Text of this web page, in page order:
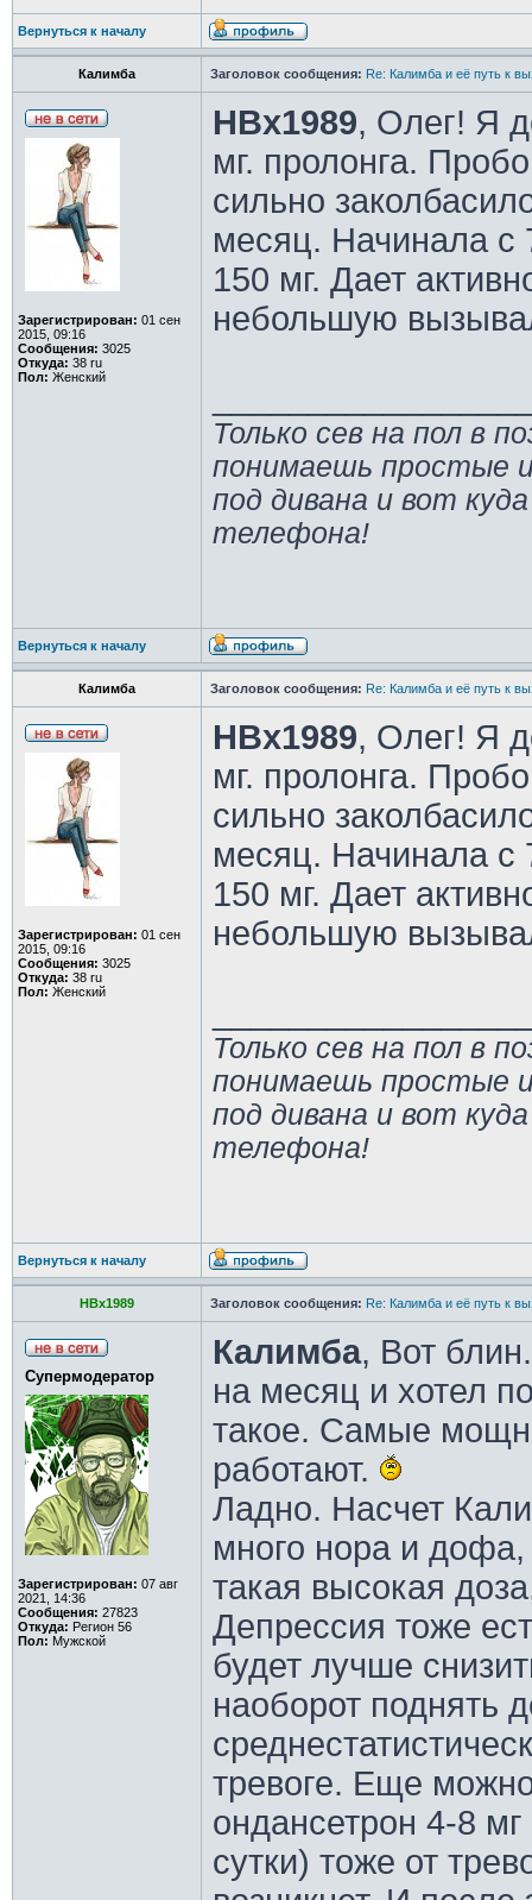
Вернуться к началу
Калимба Заголовок сообщения: Re: Калимба и её путь к
Зарегистрирован: 01 сен
2015, 09:16
Сообщения: 3025
Откуда: 38 ru
Пол: Женский
HBx1989, Олег! Я
мг. пролонга.
сильно
месяц. Начинала с
150 мг. Дает
небольшую
Только сев на пол в
понимаешь простые
под дивана и вот
телефона!
Вернуться к началу
Калимба Заголовок сообщения: Re: Калимба и её путь к
Зарегистрирован: 01 сен
2015, 09:16
Сообщения: 3025
Откуда: 38 ru
Пол: Женский
HBx1989, Олег! Я
мг. пролонга.
сильно
месяц. Начинала с
150 мг. Дает
небольшую
Только сев на пол в
понимаешь простые
под дивана и вот
телефона!
Вернуться к началу
HBx1989 Заголовок сообщения: Re: Калимба и её путь к
Супермодератор
Зарегистрирован: 07 авг
2021, 14:36
Сообщения: 27823
Откуда: Регион 56
Пол: Мужской
Калимба, Вот
на месяц и хотел
такое. Самые
работают.
Ладно. Насчет
много нора и
такая высокая
Депрессия тоже
будет лучше
наоборот поднять
тревоге. Еще
ондансетрон 4-8
сутки) тоже от